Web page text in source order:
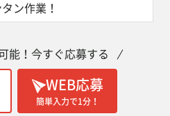
ン作業！
能！今すぐ応募する
WEB応募
簡単入力で1分！